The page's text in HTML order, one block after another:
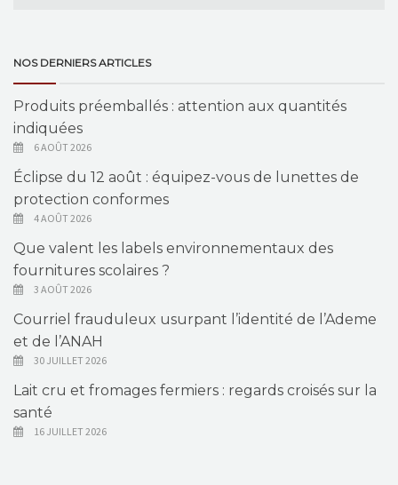
NOS DERNIERS ARTICLES
Produits préemballés : attention aux quantités
indiquées
6 AOÛT 2026
Éclipse du 12 août : équipez-vous de lunettes de
protection conformes
4 AOÛT 2026
Que valent les labels environnementaux des
fournitures scolaires ?
3 AOÛT 2026
Courriel frauduleux usurpant l’identité de l’Ademe
et de l’ANAH
30 JUILLET 2026
Lait cru et fromages fermiers : regards croisés sur la
santé
16 JUILLET 2026